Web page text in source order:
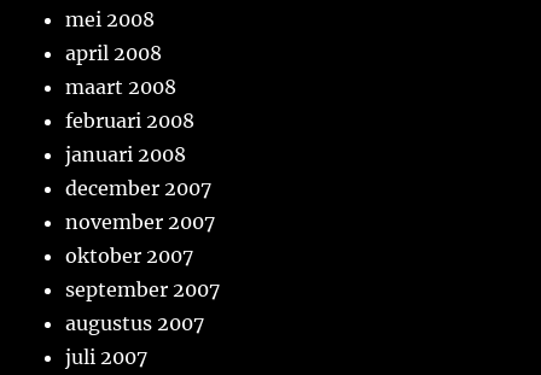
mei 2008
april 2008
maart 2008
februari 2008
januari 2008
december 2007
november 2007
oktober 2007
september 2007
augustus 2007
juli 2007